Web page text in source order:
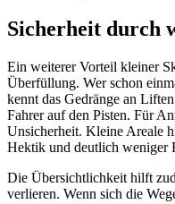
Sicherheit durch
Ein weiterer Vorteil kleiner
Überfüllung. Wer schon
kennt das Gedränge an
Fahrer auf den Pisten. Für
Unsicherheit. Kleine Areale
Hektik und deutlich weniger
Die Übersichtlichkeit hilft
verlieren. Wenn sich die